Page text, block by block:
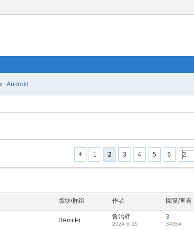
Android
1 2 3 4 5 6
版块/群组 作者 回复/查看
Remi Pi 鲁治驿
2024-6-19
3
34354